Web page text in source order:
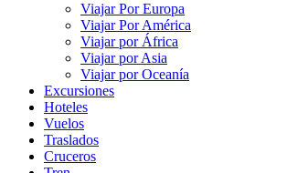
Viajar Por Europa
Viajar Por América
Viajar por África
Viajar por Asia
Viajar por Oceanía
Excursiones
Hoteles
Vuelos
Traslados
Cruceros